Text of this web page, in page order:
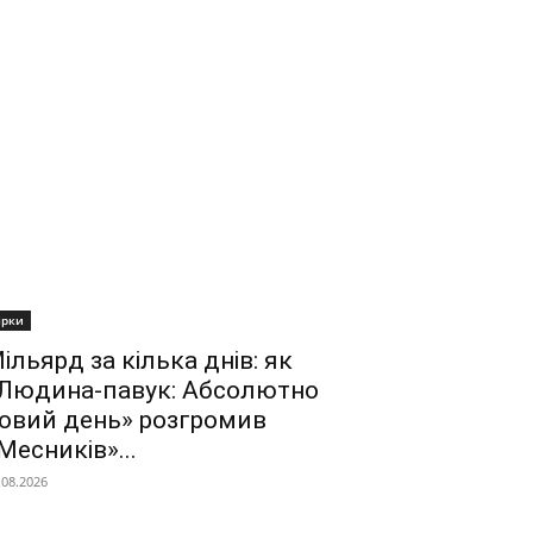
за кілька днів: як
павук: Абсолютно
день» розгромив